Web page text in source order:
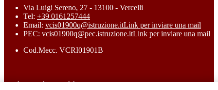
Via Luigi Sereno, 27 - 13100 - Vercelli
Tel: +39 0161257444
Email: vcis01900q@istruzione.itLink per inviare una mail
PEC: vcis01900q@pec.istruzione.itLink per inviare una mail
Cod.Mecc. VCRI01901B
Sezione Link Utili